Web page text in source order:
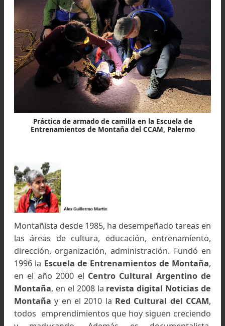
Posición para subir a la persona en la camilla. Práctica
armado de camilla en la Escuela de Entrenamientos
Montaña del CCAM, Palermo